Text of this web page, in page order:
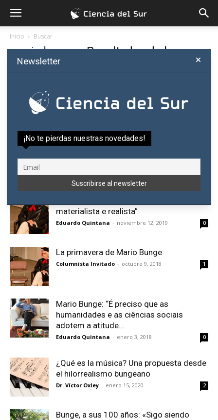
Inicio Buscar
mario bunge-Resultados de la
búsqueda
Entre la ciencia y la filosofía, a 102 años
del nacimiento de Mario Bunge
materialista e realista”
Eduardo Quintana - noviembre 12, 2019 0
La primavera de Mario Bunge
Columnista Invitado - octubre 9, 2018 1
Mario Bunge: “É preciso que as
humanidades e as ciências sociais
adotem a atitude...
Eduardo Quintana - enero 3, 2018 0
¿Qué es la música? Una propuesta desde
el hilorrealismo bungeano
Dr. Víctor Oxley - enero 15, 2020 2
Bunge, a sus 100 años: «Sigo siendo
Newsletter
¡No te pierdas nuestras novedades!